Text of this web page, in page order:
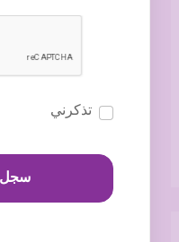
تذكرني
سجل دخولك